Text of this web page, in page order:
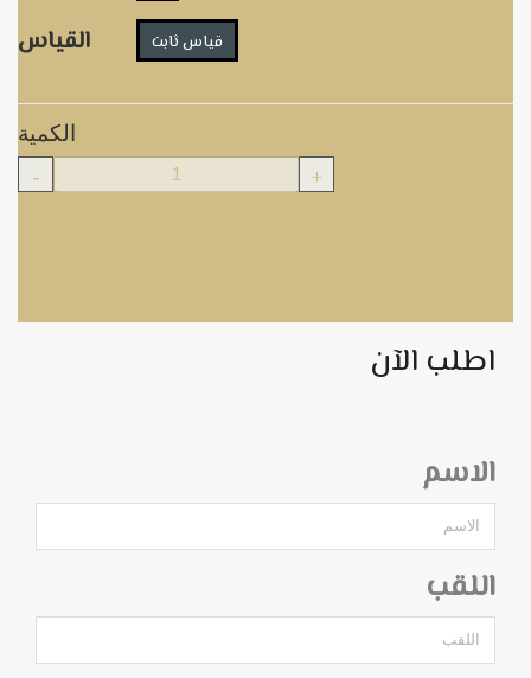
القياس
قياس ثابت
الكمية
- +
اطلب الآن
الاسم
اللقب